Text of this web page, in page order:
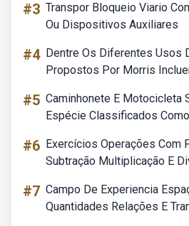
#3 Transpor Bloqueio Viario
Ou Dispositivos Auxiliares
#4 Dentre Os Diferentes Usos
Propostos Por Morris
#5 Caminhonete E Motocicleta
Espécie Classificados Como
#6 Exercícios Operações Com
Subtração Multiplicação E
#7 Campo De Experiencia
Quantidades Relações E